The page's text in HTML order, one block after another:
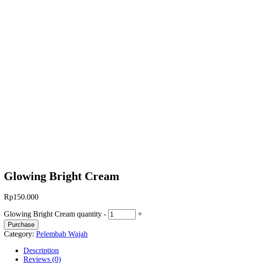
Glowing Bright Cream
Rp150.000
Glowing Bright Cream quantity - +
Purchase
Category: Pelembab Wajah
Description
Reviews (0)